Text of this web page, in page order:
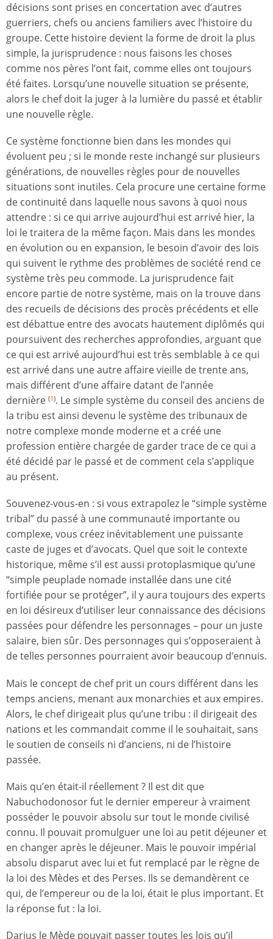
décisions sont prises en concertation avec d’autres
guerriers, chefs ou anciens familiers avec l’histoire du
groupe. Cette histoire devient la forme de droit la plus
simple, la jurisprudence : nous faisons les choses
comme nos pères l’ont fait, comme elles ont toujours
été faites. Lorsqu’une nouvelle situation se présente,
alors le chef doit la juger à la lumière du passé et établir
une nouvelle règle.
Ce système fonctionne bien dans les mondes qui
évoluent peu ; si le monde reste inchangé sur plusieurs
générations, de nouvelles règles pour de nouvelles
situations sont inutiles. Cela procure une certaine forme
de continuité dans laquelle nous savons à quoi nous
attendre : si ce qui arrive aujourd’hui est arrivé hier, la
loi le traitera de la même façon. Mais dans les mondes
en évolution ou en expansion, le besoin d’avoir des lois
qui suivent le rythme des problèmes de société rend ce
système très peu commode. La jurisprudence fait
encore partie de notre système, mais on la trouve dans
des recueils de décisions des procès précédents et elle
est débattue entre des avocats hautement diplômés qui
poursuivent des recherches approfondies, arguant que
ce qui est arrivé aujourd’hui est très semblable à ce qui
est arrivé dans une autre affaire vieille de trente ans,
mais différent d’une affaire datant de l’année
dernière (1). Le simple système du conseil des anciens de
la tribu est ainsi devenu le système des tribunaux de
notre complexe monde moderne et a créé une
profession entière chargée de garder trace de ce qui a
été décidé par le passé et de comment cela s’applique
au présent.
Souvenez-vous-en : si vous extrapolez le “simple système
tribal” du passé à une communauté importante ou
complexe, vous créez inévitablement une puissante
caste de juges et d’avocats. Quel que soit le contexte
historique, même s’il est aussi protoplasmique qu’une
“simple peuplade nomade installée dans une cité
fortifiée pour se protéger”, il y aura toujours des experts
en loi désireux d’utiliser leur connaissance des décisions
passées pour défendre les personnages – pour un juste
salaire, bien sûr. Des personnages qui s’opposeraient à
de telles personnes pourraient avoir beaucoup d’ennuis.
Mais le concept de chef prit un cours différent dans les
temps anciens, menant aux monarchies et aux empires.
Alors, le chef dirigeait plus qu’une tribu : il dirigeait des
nations et les commandait comme il le souhaitait, sans
le soutien de conseils ni d’anciens, ni de l’histoire
passée.
Mais qu’en était-il réellement ? Il est dit que
Nabuchodonosor fut le dernier empereur à vraiment
posséder le pouvoir absolu sur tout le monde civilisé
connu. Il pouvait promulguer une loi au petit déjeuner et
en changer après le déjeuner. Mais le pouvoir impérial
absolu disparut avec lui et fut remplacé par le règne de
la loi des Mèdes et des Perses. Ils se demandèrent ce
qui, de l’empereur ou de la loi, était le plus important. Et
la réponse fut : la loi.
Darius le Mède pouvait passer toutes les lois qu’il